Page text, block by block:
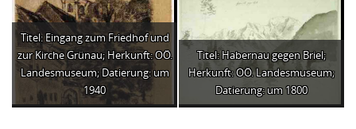
Titel: Eingang zum Friedhof und
zur Kirche Grünau; Herkunft: OÖ.
Landesmuseum; Datierung: um
1940
Titel: Habernau gegen Briel;
Herkunft: OÖ. Landesmuseum;
Datierung: um 1800